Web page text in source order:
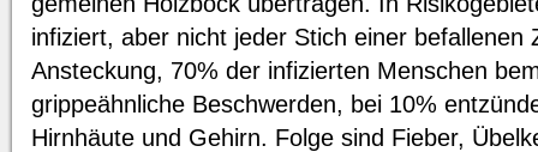
infiziert, aber nicht jeder Stich einer befallenen
Ansteckung, 70% der infizierten Menschen
grippeähnliche Beschwerden, bei 10%
Hirnhäute und Gehirn. Folge sind Fieber,